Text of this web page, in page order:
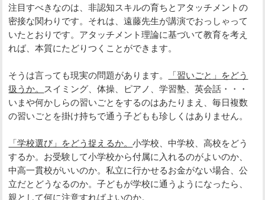
注目すべきなのは、非認知スキルの育ちとアタッチメントの
密接な関わりです。それは、遠藤先生が講演でおっしゃって
いたとおりです。アタッチメント理論に基づいて教育を考え
れば、本質にたどりつくことができます。
そうは言っても現実の問題があります。
「習いごと」をどう
扱うか。 スイミング、体操、ピアノ、学習塾、英会話・・・
いまや何かしらの習いごとをするのはあたりまえ、毎日複数
の習いごとを掛け持ちで通う子どもも珍しくはありません。
「学校選び」をどう捉えるか。小学校、中学校、高校をどう
するか。お受験して小学校から付属に入れるのがよいのか、
中高一貫校がいいのか。私立に行かせるお金がない場合、公
立だとどうなるのか。子どもが学校に通うようになったら、
親として何に注意すればよいのか。